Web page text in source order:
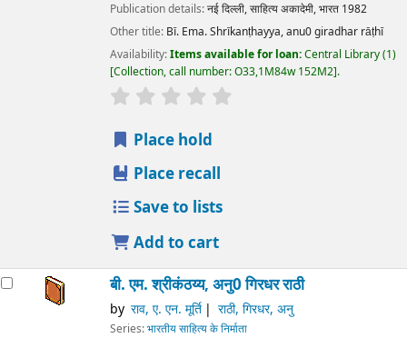
Publication details:नई दिल्ली,साहित्य अकादेमी, भारत 1982
Other title: Bī. Ema. Shrīkanṭhayya, anu0 giradhar rāṭhī
Availability:Items available for loan:Central Library(1)
Collection, call number:O33,1M84w 152M2 .
star rating
Place hold
Place recall
Save to lists
Add to cart
बी. एम. श्रीकंठय्य, अनु0 गिरधर राठी
by राव, ए. एन. मूर्ति राठी, गिरधर, अनु
Series:भारतीय साहित्य के निर्माता